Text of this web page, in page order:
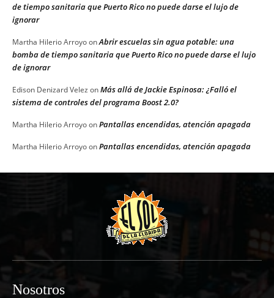
de tiempo sanitaria que Puerto Rico no puede darse el lujo de
ignorar
Martha Hilerio ArroyoonAbrir escuelas sin agua potable: una
bomba de tiempo sanitaria que Puerto Rico no puede darse el lujo
de ignorar
Edison Denizard Velez onMás allá de Jackie Espinosa: ¿Falló el
sistema de controles del programa Boost 2.0?
Martha Hilerio ArroyoonPantallas encendidas, atención apagada
Martha Hilerio ArroyoonPantallas encendidas, atención apagada
Nosotros